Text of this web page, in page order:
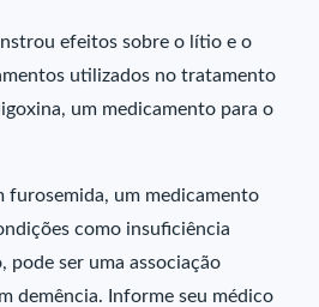
efeitos sobre o lítio e o
utilizados no tratamento
um medicamento para o
furosemida, um medicamento
como insuficiência
pode ser uma associação
demência. Informe seu médico